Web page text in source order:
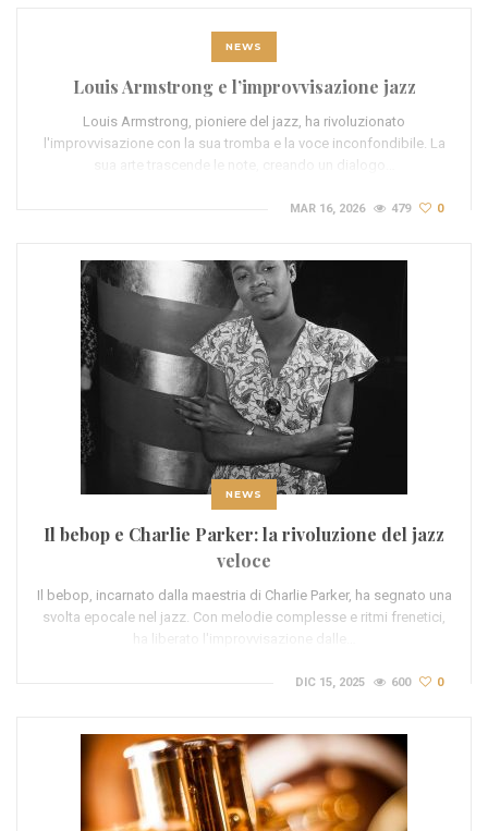
NEWS
Louis Armstrong e l’improvvisazione jazz
Louis Armstrong, pioniere del jazz, ha rivoluzionato
l'improvvisazione con la sua tromba e la voce inconfondibile. La
sua arte trascende le note, creando un dialogo…
MAR 16, 2026 479 0
NEWS
Il bebop e Charlie Parker: la rivoluzione del jazz
veloce
Il bebop, incarnato dalla maestria di Charlie Parker, ha segnato una
svolta epocale nel jazz. Con melodie complesse e ritmi frenetici,
ha liberato l'improvvisazione dalle…
DIC 15, 2025 600 0